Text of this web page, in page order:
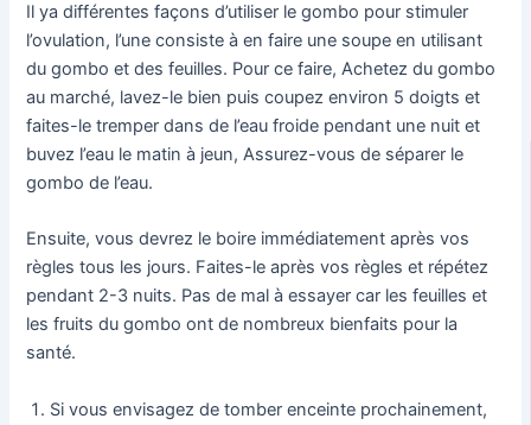
Il ya différentes façons d’utiliser le gombo pour stimuler
l’ovulation, l’une consiste à en faire une soupe en utilisant
du gombo et des feuilles. Pour ce faire, Achetez du gombo
au marché, lavez-le bien puis coupez environ 5 doigts et
faites-le tremper dans de l’eau froide pendant une nuit et
buvez l’eau le matin à jeun, Assurez-vous de séparer le
gombo de l’eau.
Ensuite, vous devrez le boire immédiatement après vos
règles tous les jours. Faites-le après vos règles et répétez
pendant 2-3 nuits. Pas de mal à essayer car les feuilles et
les fruits du gombo ont de nombreux bienfaits pour la
santé.
Si vous envisagez de tomber enceinte prochainement,